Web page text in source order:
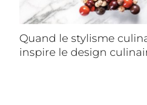
Quand le stylisme
inspire le design